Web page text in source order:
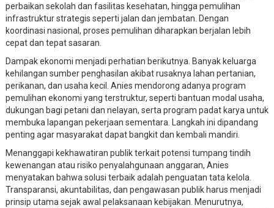
perbaikan sekolah dan fasilitas kesehatan, hingga pemulihan
infrastruktur strategis seperti jalan dan jembatan. Dengan
koordinasi nasional, proses pemulihan diharapkan berjalan lebih
cepat dan tepat sasaran.
Dampak ekonomi menjadi perhatian berikutnya. Banyak keluarga
kehilangan sumber penghasilan akibat rusaknya lahan pertanian,
perikanan, dan usaha kecil. Anies mendorong adanya program
pemulihan ekonomi yang terstruktur, seperti bantuan modal usaha,
dukungan bagi petani dan nelayan, serta program padat karya untuk
membuka lapangan pekerjaan sementara. Langkah ini dipandang
penting agar masyarakat dapat bangkit dan kembali mandiri.
Menanggapi kekhawatiran publik terkait potensi tumpang tindih
kewenangan atau risiko penyalahgunaan anggaran, Anies
menyatakan bahwa solusi terbaik adalah penguatan tata kelola.
Transparansi, akuntabilitas, dan pengawasan publik harus menjadi
prinsip utama sejak awal pelaksanaan kebijakan. Menurutnya,